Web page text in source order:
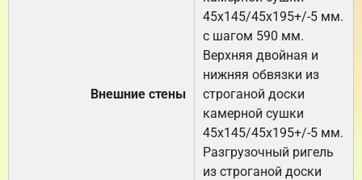
Внешние стены
45х145/45х195+/-5 мм.
с шагом 590 мм.
Верхняя двойная и
нижняя обвязки из
строганой доски
камерной сушки
45х145/45х195+/-5 мм.
Разгрузочный ригель
из строганой доски